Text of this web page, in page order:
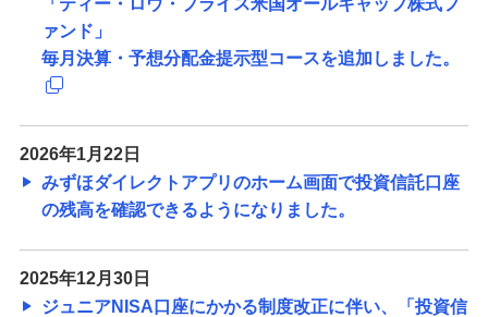
「ティー・ロウ・プライス米国オールキャップ株式フ
ァンド」
毎月決算・予想分配金提示型コースを追加しました。
2026年1月22日
みずほダイレクトアプリのホーム画面で投資信託口座
の残高を確認できるようになりました。
2025年12月30日
ジュニアNISA口座にかかる制度改正に伴い、「投資信